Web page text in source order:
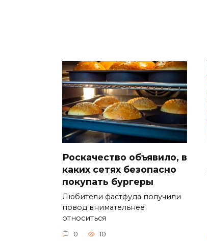
Роскачество объявило, в
каких сетях безопасно
покупать бургеры
Любители фастфуда получили
повод внимательнее
относиться
0 10